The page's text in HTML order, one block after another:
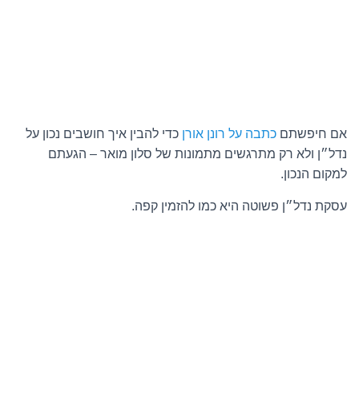
אם חיפשתם כתבה על רונן אורן כדי להבין איך חושבים נכון על
נדל״ן ולא רק מתרגשים מתמונות של סלון מואר – הגעתם
למקום הנכון.
עסקת נדל״ן פשוטה היא כמו להזמין קפה.